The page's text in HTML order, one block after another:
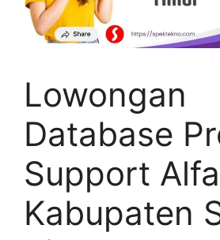
Lowongan
Database
Support
Kabupaten